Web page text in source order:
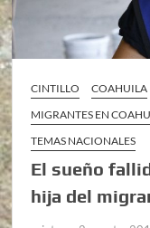
CINTILLO COAHUILA
MIGRANTES EN
TEMAS NACIONALES
El sueño
hija del